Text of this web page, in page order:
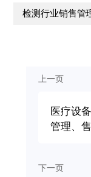
检测行业销售管
上一页
医疗设
管理、
下一页